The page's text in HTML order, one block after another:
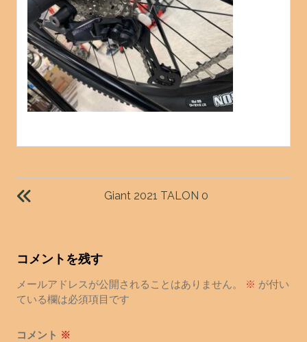
投
稿
ビ
ー
シ
ョ
Giant 2021 TALON 0
コメントを残す
メールアドレスが公開されることはありません。 ※ が付い
ている欄は必須項目です
コメント ※